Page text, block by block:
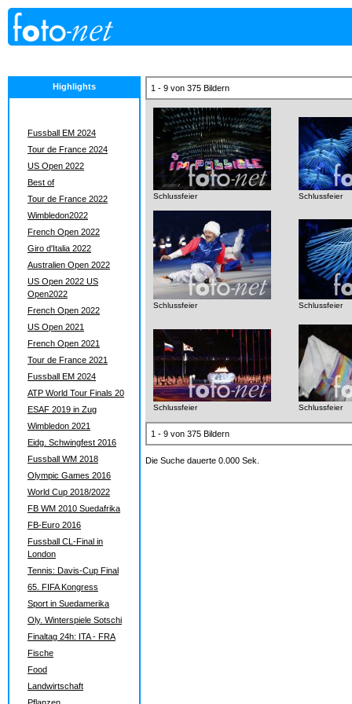
Highlights
Fussball EM 2024
Tour de France 2024
US Open 2022
Best of
Tour de France 2022
Wimbledon2022
French Open 2022
Giro d'Italia 2022
Australien Open 2022
US Open 2022 US
Open2022
French Open 2022
US Open 2021
French Open 2021
Tour de France 2021
Fussball EM 2024
ATP World Tour Finals 20
ESAF 2019 in Zug
Wimbledon 2021
Eidg. Schwingfest 2016
Fussball WM 2018
Olympic Games 2016
World Cup 2018/2022
FB WM 2010 Suedafrika
FB-Euro 2016
Fussball CL-Final in
London
Tennis: Davis-Cup Final
65. FIFA Kongress
Sport in Suedamerika
Oly. Winterspiele Sotschi
Finaltag 24h: ITA - FRA
Fische
Food
Landwirtschaft
1 - 9 von 375 Bildern
Schlussfeier Schlussfeier
Schlussfeier Schlussfeier
Schlussfeier Schlussfeier
1 - 9 von 375 Bildern
Die Suche dauerte 0.000 Sek.